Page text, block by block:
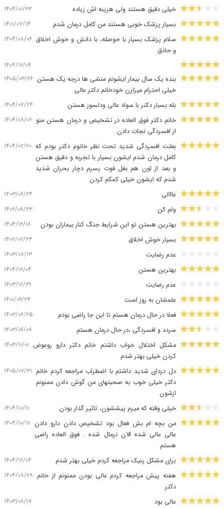
خیلی دقیق هستند ولی هزینه اش زیاده ۱۴۰۴/۰۱/۲۳
بسیار پزشک خوبی هستند من کامل درمان شدم ۱۴۰۱/۰۷/۱۴
سلام پزشک بسیار با حوصله، با دانش و خوش اخلاق
و حاذق
۱۴۰۴/۰۸/۰۶
۱۴۰۴/۱۲/۰۴
بنده یک سال بیمار ایشونم منشی ها درجه یک هستن
خیلی احترام میزارن خودخانم دکتر عالی
۱۴۰۵/۰۳/۲۶
بله بسبار دکتر با سواد عالی ودلسوز هستن ۱۴۰۴/۰۷/۲۴
خانم دکتر فوق العاده در تشخیص و درمان هستن منو
از افسردگی نجات دادن.
۱۴۰۴/۰۸/۰۲
بعلت افسردگی شدید تحت نظر خانوم دکتر بودم که
کامل درمان شدم ایشون بسیار با تجربه و دقیق هستن
و بعد از اون هم بغل فوت پسرم دچار بحران شدید
شدم که ایشون خیلی کمکم کردن
۱۴۰۴/۰۲/۲۰
عااالی ۱۴۰۳/۰۶/۲۴
ولم کن ۱۴۰۲/۰۸/۲۳
بهترین هستن تو این شرایط جنگ کنار بیماران بودن ۱۴۰۴/۱۲/۱۸
بسیار خوش اخلاق ۱۴۰۲/۰۲/۲۳
عدم رضایت ۱۴۰۳/۰۸/۱۳
بهترین هستن ۱۴۰۴/۱۲/۰۴
عدم رضایت ۱۴۰۳/۱۲/۲۹
علمشان به روز است ۱۴۰۱/۰۹/۲۴
فعلا در حال درمان هستم تا این جا راضی بودم ۱۴۰۳/۰۶/۲۵
سردد و افسردگی ،در حال درمان هستم ۱۴۰۳/۰۶/۰۸
مشکل اختلال خواب داشتم خانم دکتر دارو روعوض
کردن خیلی بهتر شدم
۱۴۰۳/۱۱/۰۱
دل دردای شدید داشتم با اضطراب مراجعه کردم خانم
دکتر خیلی خوب به صحبتهای من گوش دادن ممنونم
ازشون
۱۴۰۵/۰۲/۳۱
خیلی وقته که میرم پیششون، تاثیر گذار بودن ۱۴۰۴/۱۰/۱۱
من بچه ام بش فعال بود تشخیص دادن دارو دادن
عالی عالی شده الان نرمال شده . فوق العاده راضی
هستم
۱۴۰۴/۱۰/۱۷
برای مشکل پنیک مراجعه کردم خیلی بهتر شدم ۱۴۰۴/۱۲/۰۴
هفته پیش مراجعه کردم عالی بودن ممنونم از خانم
دکتر
۱۴۰۴/۰۸/۲۸
عالی بود ۱۴۰۳/۰۸/۱۷